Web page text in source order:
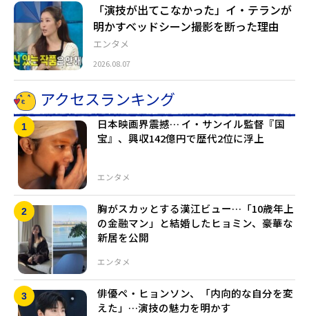
エンタメ
「演技が出てこなかった」イ・テランが
明かすベッドシーン撮影を断った理由
2026.08.07
アクセスランキング
エンタメ
日本映画界震撼… イ・サンイル監督『国
宝』、興収142億円で歴代2位に浮上
エンタメ
胸がスカッとする漢江ビュー…「10歳年上
の金融マン」と結婚したヒョミン、豪華な
新居を公開
俳優ペ・ヒョンソン、「内向的な自分を変
えた」…演技の魅力を明かす